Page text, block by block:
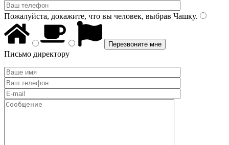
Пожалуйста, докажите, что вы человек, выбрав Чашку.
Письмо директору